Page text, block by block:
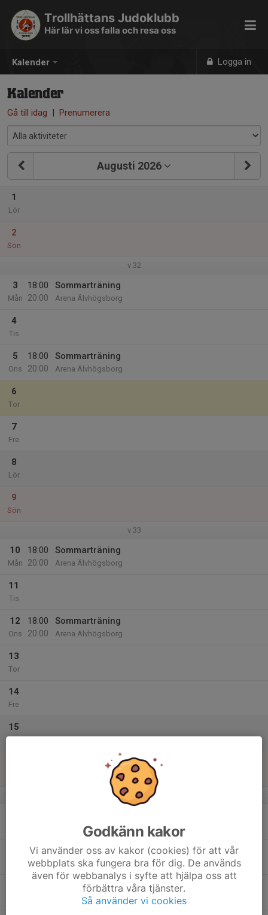
Kalender Logga in
Trollhättans Judoklubb
Här lär vi oss falla och resa oss
Kalender
Gå till idag | Prenumerera
Augusti 2026
1
Lör
2
Sön
v.32
3
Mån
18:00
20:00
Sommarträning
Arena Älvhögsborg
4
Tis
5
Ons
18:00
20:00
Sommarträning
Arena Älvhögsborg
6
Tor
7
Fre
8
Lör
9
Sön
v.33
10
Mån
18:00
20:00
Sommarträning
Arena Älvhögsborg
11
Tis
12
Ons
18:00
20:00
Sommarträning
Arena Älvhögsborg
13
Tor
14
Fre
15
v.34
Arena Älvhögsborg
Sommarträning
Arena Älvhögsborg
Godkänn kakor
Vi använder oss av kakor (cookies) för att vår
webbplats ska fungera bra för dig. De används
även för webbanalys i syfte att hjälpa oss att
förbättra våra tjänster.
Så använder vi cookies